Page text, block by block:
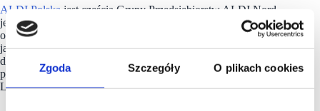
Zgoda Szczegóły O plikach cookies
ALDI Polska jest częścią Grupy Przedsiębiorstw ALDI Nord –
jednego z wiodących międzynarodowych detalistów. Spółka
oferuje klientom w dziewięciu krajach europejskich wysokiej
jakości produkty w najniższej możliwej cenie. Kluczem
do sukcesu Grupy ALDI Nord jest zespół ponad 86 000
pracowników zatrudnionych w Belgii, Francji, Niemczech,
Luksemburgu, Niderlandach, Polsce, Portugalii i Hiszpanii.